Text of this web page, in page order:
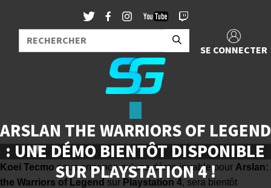
SE CONNECTER
ARSLAN THE WARRIORS OF LEGEND
: UNE DÉMO BIENTÔT DISPONIBLE
SUR PLAYSTATION 4 !
Koei Tecmo nous annonce qu’une démo jouable pour Arslan:
the Warriors of Legend sur Playstation 4, sera bientôt